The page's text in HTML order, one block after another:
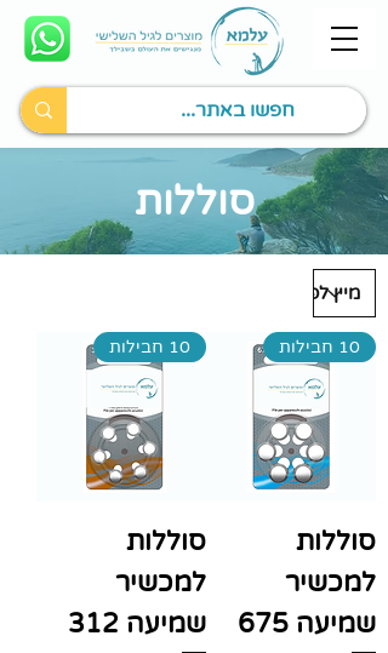
סוללות
10 חבילות
סוללות
למכשיר
שמיעה 675
10 חבילות
סוללות
למכשיר
שמיעה 312